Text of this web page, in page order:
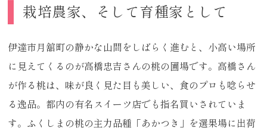
栽培農家、そして育種家として
伊達市月舘町の静かな山間をしばらく進むと、小高い場所
に見えてくるのが高橋忠吉さんの桃の圃場です。高橋さん
が作る桃は、味が良く見た目も美しい、食のプロも唸らせ
る逸品。都内の有名スイーツ店でも指名買いされていま
す。ふくしまの桃の主力品種「あかつき」を選果場に出荷